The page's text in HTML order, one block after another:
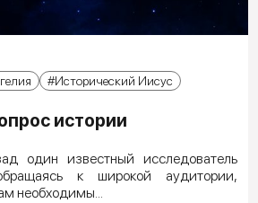
Исторический Иисус
истории
один известный исследователь
к широкой аудитории,
необходимы...